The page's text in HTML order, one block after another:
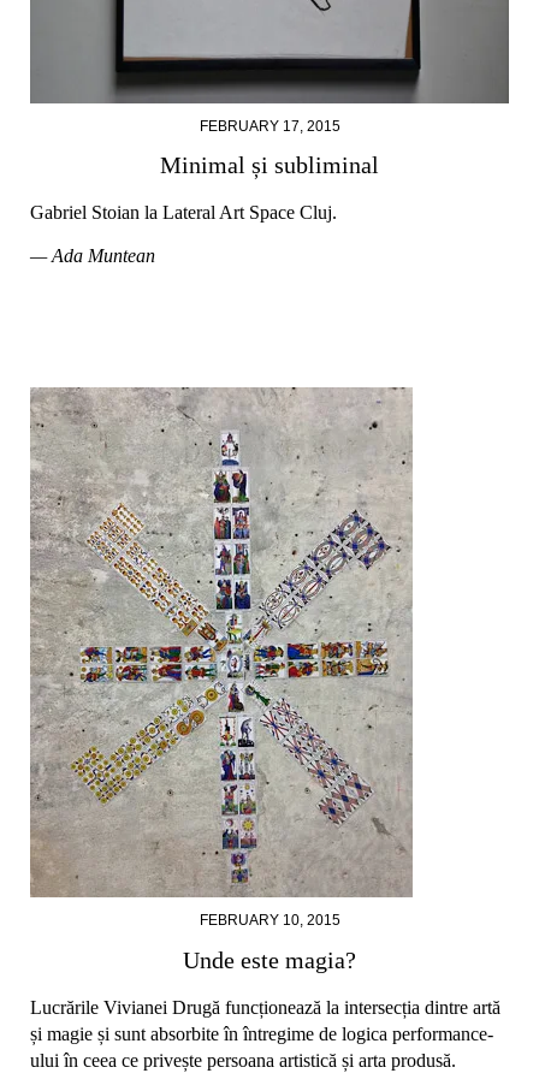
FEBRUARY 17, 2015
Minimal și subliminal
Gabriel Stoian la Lateral Art Space Cluj.
— Ada Muntean
FEBRUARY 10, 2015
Unde este magia?
Lucrările Vivianei Drugă funcționează la intersecția dintre artă
și magie și sunt absorbite în întregime de logica performance-
ului în ceea ce privește persoana artistică și arta produsă.